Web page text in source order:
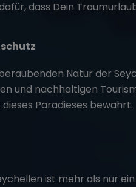
dass Dein
Natur der
und nachhaltigen
Paradieses bewahrt.
ist mehr als nur